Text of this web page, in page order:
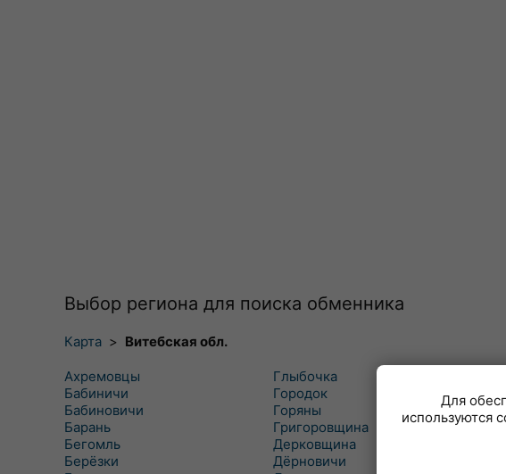
Выбор региона для поиска обменника
Карта > Витебская обл.
Ахремовцы
Бабиничи
Бабиновичи
Барань
Бегомль
Берёзки
Глыбочка
Городок
Горяны
Григоровщина
Дерковщина
Дёрновичи
Для
используются